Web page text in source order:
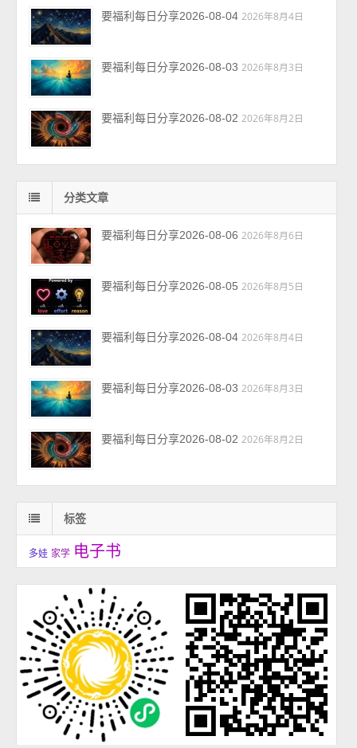
要福利每日分享2026-08-04 2026年8月4日
要福利每日分享2026-08-03 2026年8月3日
要福利每日分享2026-08-02 2026年8月2日
分类文章
要福利每日分享2026-08-06 2026年8月6日
要福利每日分享2026-08-05 2026年8月5日
要福利每日分享2026-08-04 2026年8月4日
要福利每日分享2026-08-03 2026年8月3日
要福利每日分享2026-08-02 2026年8月2日
标签
多娃 家学 电子书